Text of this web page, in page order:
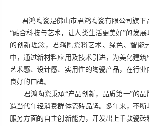
君鸿陶瓷是佛山市君鸿陶瓷有限公司旗下
“融合科技与艺术，让人类生活更美好”的发
的创新理念， 君鸿陶瓷将艺术、绿色、智能
中，通过新材料应用及技术引进，为美化建
艺术感、设计感、实用性的陶瓷产品，在行业
良好的口碑。
君鸿陶瓷秉承“产品创新，品质第一”的
造当代年轻消费群体瓷砖品牌。多年来，不断
服务方面的自主创新能力，开发出上千款瓷